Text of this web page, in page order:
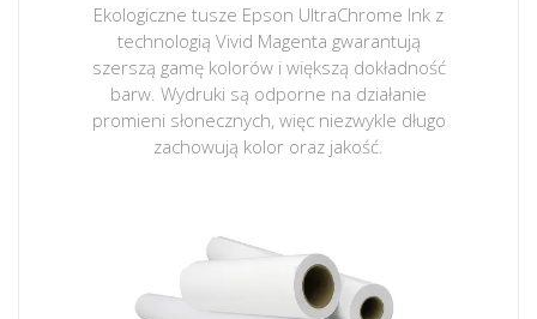
Ekologiczne tusze Epson UltraChrome Ink z
technologią Vivid Magenta gwarantują
szerszą gamę kolorów i większą dokładność
barw. Wydruki są odporne na działanie
promieni słonecznych, więc niezwykle długo
zachowują kolor oraz jakość.